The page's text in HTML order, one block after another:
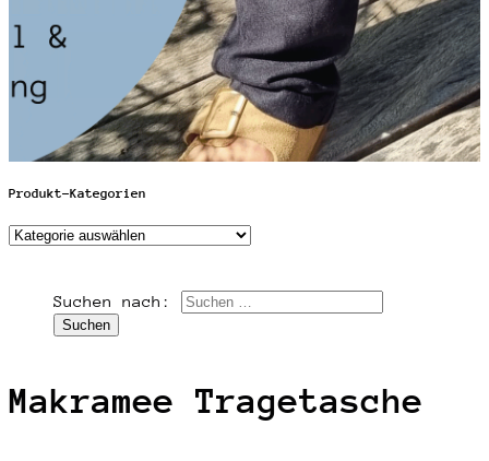
Produkt-Kategorien
Suchen nach:
Makramee Tragetasche